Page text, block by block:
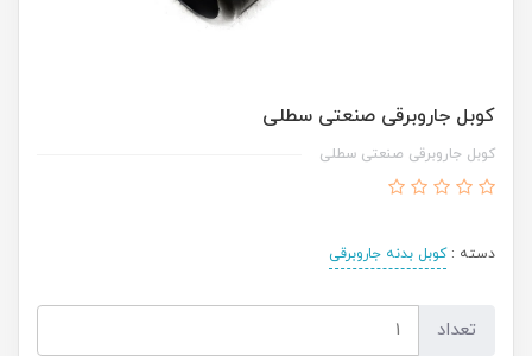
کوبل جاروبرقی صنعتی سطلی
کوبل جاروبرقی صنعتی سطلی
دسته :کوبل بدنه جاروبرقی
تعداد